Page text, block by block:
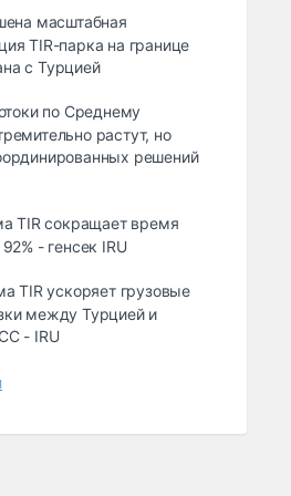
масштабная
TIR-парка на границе
с Турцией
по Среднему
растут, но
решений
TIR сокращает время
- генсек IRU
TIR ускоряет грузовые
между Турцией и
- IRU